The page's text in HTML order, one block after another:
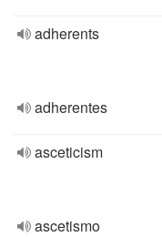
adherents
adherentes
asceticism
ascetismo